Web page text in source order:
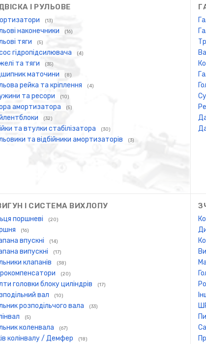
І РУЛЬОВЕ
(13)
наконечники (16)
тяги (5)
гідропідсилювача (4)
та тяги (35)
маточини (8)
рейка та кріплення (4)
та ресори (10)
амортизатора (5)
(32)
та втулки стабілізатора (30)
та відбійники амортизаторів (3)
І СИСТЕМА ВИХЛОПУ
поршневі (20)
(16)
впускні (14)
випускні (17)
клапанів (38)
(20)
головки блоку циліндрів (17)
вал (10)
розподільчого вала (33)
(5)
коленвала (67)
колінвалу / Демфер (18)